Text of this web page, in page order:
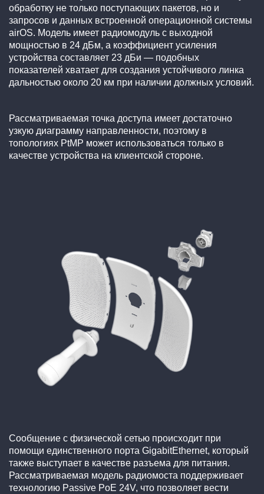
обработку не только поступающих пакетов, но и
запросов и данных встроенной операционной системы
airOS. Модель имеет радиомодуль с выходной
мощностью в 24 дБм, а коэффициент усиления
устройства составляет 23 дБи — подобных
показателей хватает для создания устойчивого линка
дальностью около 20 км при наличии должных условий.
Рассматриваемая точка доступа имеет достаточно
узкую диаграмму направленности, поэтому в
топологиях PtMP может использоваться только в
качестве устройства на клиентской стороне.
Сообщение с физической сетью происходит при
помощи единственного порта GigabitEthernet, который
также выступает в качестве разъема для питания.
Рассматриваемая модель радиомоста поддерживает
технологию Passive PoE 24V, что позволяет вести